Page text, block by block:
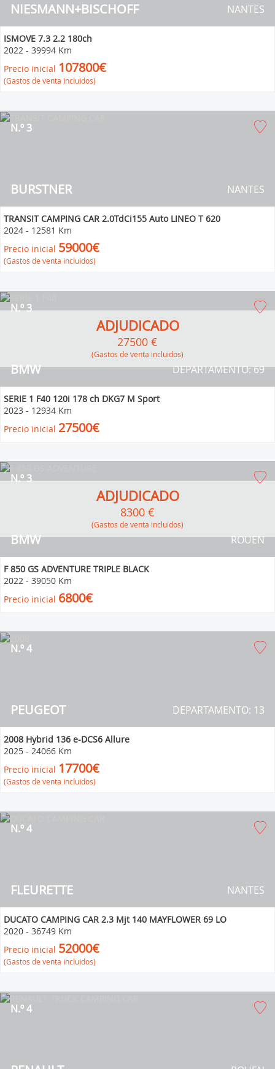
NIESMANN+BISCHOFF NANTES
ISMOVE 7.3 2.2 180ch
2022 - 39994 Km
Precio inicial 107800€
(Gastos de venta incluidos)
BURSTNER
N.º 3
NANTES
TRANSIT CAMPING CAR 2.0TdCi155 Auto LINEO T 620
2024 - 12581 Km
Precio inicial 59000€
(Gastos de venta incluidos)
BMW
N.º 3
DEPARTAMENTO: 69
ADJUDICADO
27500 €
(Gastos de venta incluidos)
SERIE 1 F40 120i 178 ch DKG7 M Sport
2023 - 12934 Km
Precio inicial 27500€
BMW
N.º 3
ROUEN
ADJUDICADO
8300 €
(Gastos de venta incluidos)
F 850 GS ADVENTURE TRIPLE BLACK
2022 - 39050 Km
Precio inicial 6800€
PEUGEOT
N.º 4
DEPARTAMENTO: 13
2008 Hybrid 136 e-DCS6 Allure
2025 - 24066 Km
Precio inicial 17700€
(Gastos de venta incluidos)
FLEURETTE
N.º 4
NANTES
DUCATO CAMPING CAR 2.3 Mjt 140 MAYFLOWER 69 LO
2020 - 36749 Km
Precio inicial 52000€
(Gastos de venta incluidos)
N.º 4